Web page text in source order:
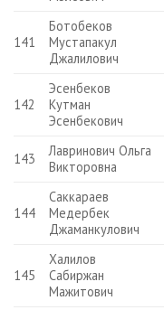
141
Ботобеков
Мустапакул
Джалилович
142
Эсенбеков
Кутман
Эсенбекович
143
Лавринович Ольга
Викторовна
144
Саккараев
Медербек
Джаманкулович
145
Халилов
Сабиржан
Мажитович